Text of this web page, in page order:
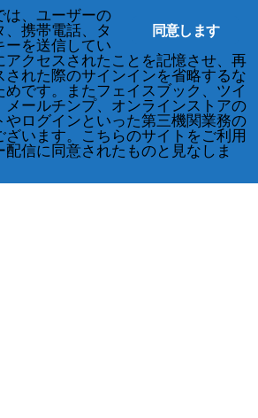
同意します
は、ユーザーの
携帯電話、タ
ーを送信してい
アクセスされたことを記憶させ、再
された際のサインインを省略するな
めです。またフェイスブック、ツイ
メールチンプ、オンラインストアの
やログインといった第三機関業務の
います。こちらのサイトをご利用
信に同意されたものと見なしま